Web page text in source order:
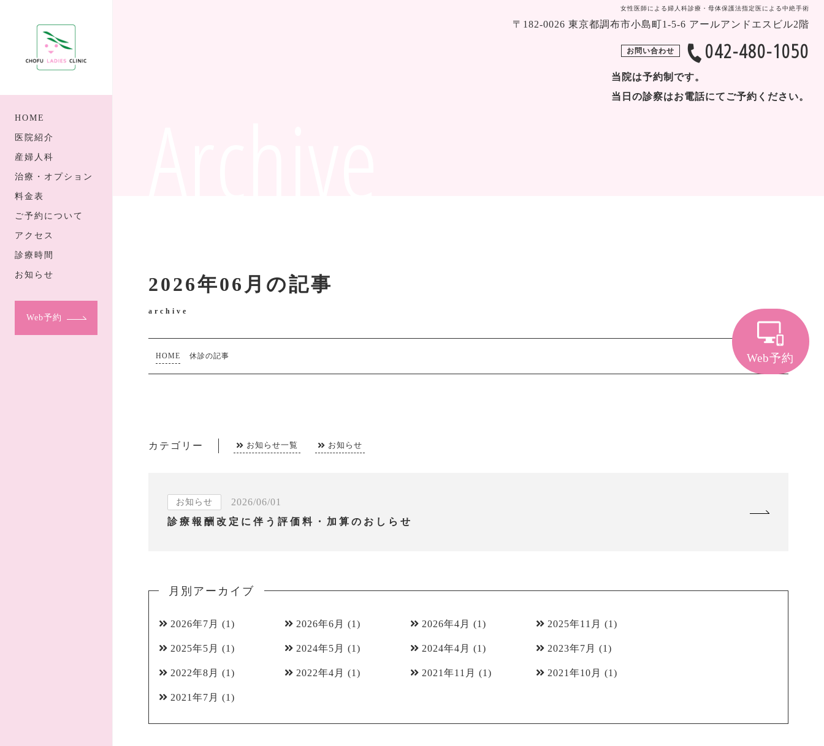
女性医師による婦人科診療・母体保護法指定医による中絶手術
HOME
医院紹介
産婦人科
治療・オプション
料金表
ご予約について
アクセス
診療時間
お知らせ
Web予約
Web予約
〒182-0026 東京都調布市小島町1-5-6 アールアンドエスビル2階
お問い合わせ 042-480-1050
当院は予約制です。
当日の診察はお電話にてご予約ください。
2026年06月の記事
archive
HOME 休診の記事
カテゴリー お知らせ一覧 お知らせ
お知らせ
2026/06/01
診療報酬改定に伴う評価料・加算のおしらせ
月別アーカイブ
2026年7月 (1) 2026年6月 (1) 2026年4月 (1) 2025年11月 (1)
2025年5月 (1) 2024年5月 (1) 2024年4月 (1) 2023年7月 (1)
2022年8月 (1) 2022年4月 (1) 2021年11月 (1) 2021年10月 (1)
2021年7月 (1)